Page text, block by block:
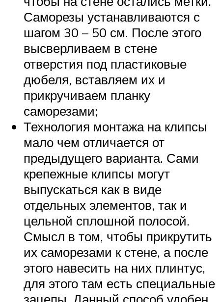
Саморезы устанавливаются с
шагом 30 – 50 см. После этого
высверливаем в стене
отверстия под пластиковые
дюбеля, вставляем их и
прикручиваем планку
саморезами;
Технология монтажа на клипсы
мало чем отличается от
предыдущего варианта. Сами
крепежные клипсы могут
выпускаться как в виде
отдельных элементов, так и
цельной сплошной полосой.
Смысл в том, чтобы прикрутить
их саморезами к стене, а после
этого навесить на них плинтус,
для этого там есть специальные